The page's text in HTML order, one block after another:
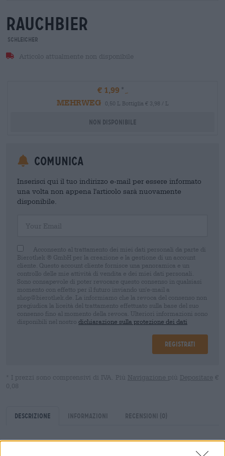
rauchbier
Schleicher
Articolo attualmente non disponibile
€ 1,99
MEHRWEG
0,50 L Bottiglia € 3,98 / L
Non disponibile
Comunica
Inserisci qui il tuo indirizzo e-mail per essere informato
una volta non appena l'articolo sarà nuovamente
disponibile.
Acconsento al trattamento dei miei dati personali da parte di
Bierothek ® GmbH per la creazione e la gestione di un account
cliente. Questo account cliente fornisce una panoramica e un
controllo delle mie attività di vendita e dei miei dati personali.
Sono consapevole di poter revocare questo consenso in qualsiasi
momento con effetto per il futuro inviando un'e-mail a
shop@bierothek.de. La informiamo che la revoca del consenso non
pregiudica la liceità del trattamento effettuato sulla base del suo
consenso fino al momento della revoca. Ulteriori informazioni sono
disponibili nel nostro dichiarazione sulla protezione dei dati
Registrati
* I prezzi sono comprensivi di IVA. Più Navigazione più Depositare €
0,08
Descrizione Informazioni Recensioni (0)